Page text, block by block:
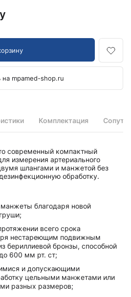
Комплектация
современный компактный
измерения артериального
шлангами и манжетой без
обработку.
благодаря новой
всего срока
нестареющим подвижным
бериллиевой бронзы, способной
600 мм рт. ст;
и допускающими
цельными манжетами или
разныx размеров;
на mpamed-shop.ru